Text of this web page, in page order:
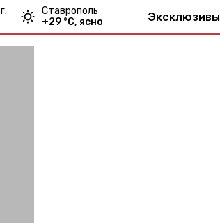
Ставрополь
+29 °С, ясно Эксклюзивы